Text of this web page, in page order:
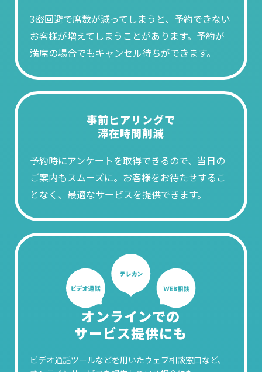
3密回避で席数が減ってしまうと、予約できない
お客様が増えてしまうことがあります。予約が
満席の場合でもキャンセル待ちができます。
事前ヒアリングで
滞在時間削減
予約時にアンケートを取得できるので、当日の
ご案内もスムーズに。お客様をお待たせするこ
となく、最適なサービスを提供できます。
オンラインでの
サービス提供にも
ビデオ通話ツールなどを用いたウェブ相談窓口など、